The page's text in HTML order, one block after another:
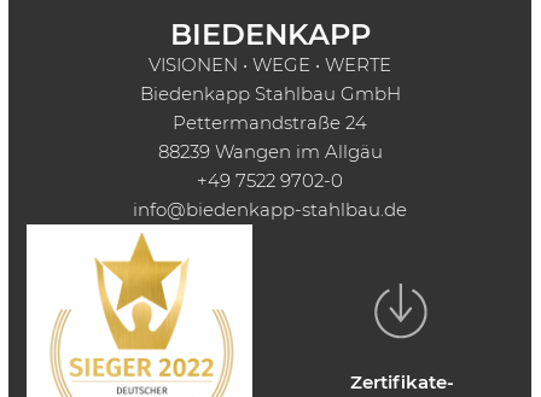
BIEDENKAPP
VISIONEN • WEGE • WERTE
Biedenkapp Stahlbau GmbH
Pettermandstraße 24
88239 Wangen im Allgäu
+49 7522 9702-0
info@biedenkapp-stahlbau.de
Zertifikate-